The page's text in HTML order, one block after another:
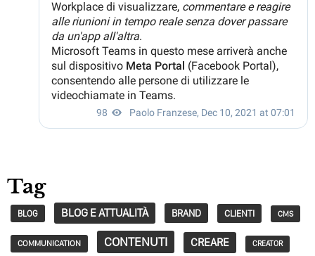
Tag
BLOG BLOG E ATTUALITÀ BRAND CLIENTI CMS
COMMUNICATION CONTENUTI CREARE CREATOR